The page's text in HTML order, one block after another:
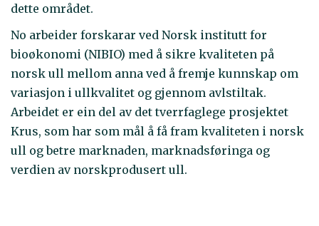
dette området.
No arbeider forskarar ved Norsk institutt for
bioøkonomi (NIBIO) med å sikre kvaliteten på
norsk ull mellom anna ved å fremje kunnskap om
variasjon i ullkvalitet og gjennom avlstiltak.
Arbeidet er ein del av det tverrfaglege prosjektet
Krus, som har som mål å få fram kvaliteten i norsk
ull og betre marknaden, marknadsføringa og
verdien av norskprodusert ull.